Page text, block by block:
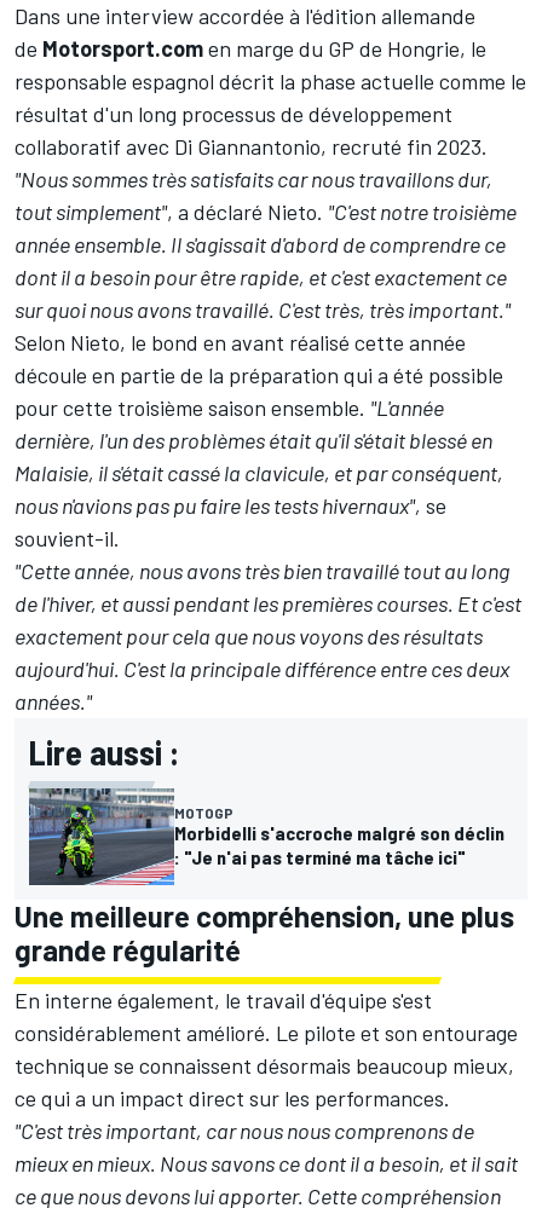
Dans une interview accordée à l'édition allemande
de Motorsport.comen marge du GP de Hongrie, le
responsable espagnol décrit la phase actuelle comme le
résultat d'un long processus de développement
collaboratif avec Di Giannantonio, recruté fin 2023.
"Nous sommes très satisfaits car nous travaillons dur,
tout simplement", a déclaré Nieto. "C'est notre troisième
année ensemble. Il s'agissait d'abord de comprendre ce
dont il a besoin pour être rapide, et c'est exactement ce
sur quoi nous avons travaillé. C'est très, très important."
Selon Nieto, le bond en avant réalisé cette année
découle en partie de la préparation qui a été possible
pour cette troisième saison ensemble. "L'année
dernière, l'un des problèmes était qu'il s'était blessé en
Malaisie, il s'était cassé la clavicule, et par conséquent,
nous n'avions pas pu faire les tests hivernaux", se
souvient-il.
"Cette année, nous avons très bien travaillé tout au long
de l'hiver, et aussi pendant les premières courses. Et c'est
exactement pour cela que nous voyons des résultats
aujourd'hui. C'est la principale différence entre ces deux
années."
Lire aussi :
MOTOGP
Morbidelli s'accroche malgré son déclin
: "Je n'ai pas terminé ma tâche ici"
Une meilleure compréhension, une plus
grande régularité
En interne également, le travail d'équipe s'est
considérablement amélioré. Le pilote et son entourage
technique se connaissent désormais beaucoup mieux,
ce qui a un impact direct sur les performances.
"C'est très important, car nous nous comprenons de
mieux en mieux. Nous savons ce dont il a besoin, et il sait
ce que nous devons lui apporter. Cette compréhension